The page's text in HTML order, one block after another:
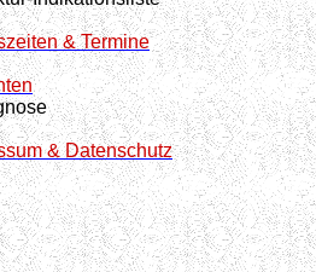
& Termine
& Datenschutz